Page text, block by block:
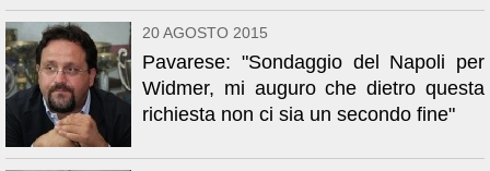
20 AGOSTO 2015
Pavarese: "Sondaggio del Napoli per
Widmer, mi auguro che dietro questa
richiesta non ci sia un secondo fine"